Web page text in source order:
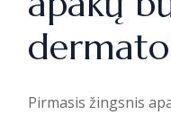
Pirmasis žingsnis